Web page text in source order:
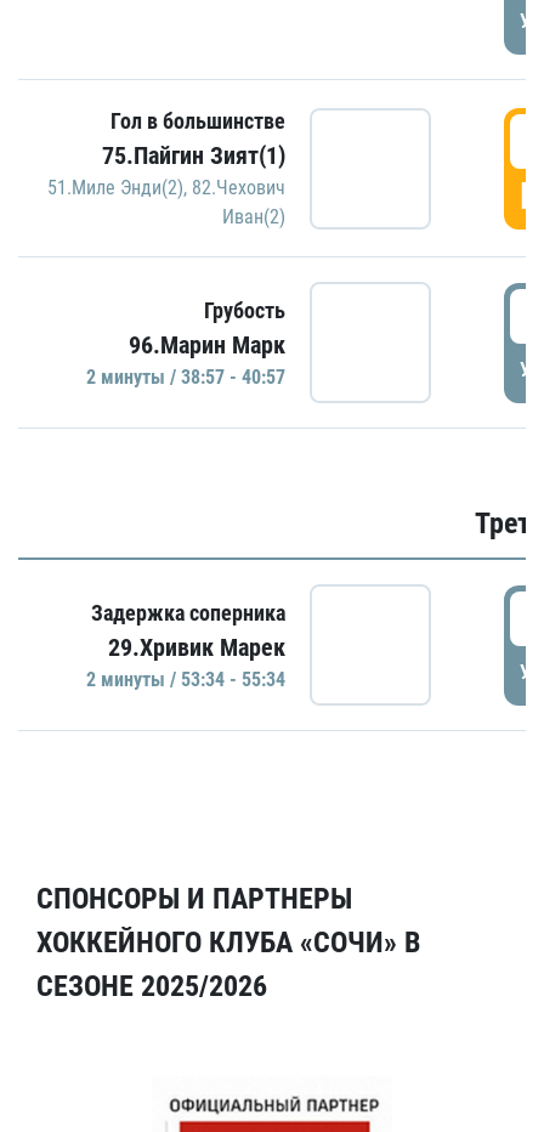
Гол в большинстве
75.Пайгин Зият(1)
51.Миле Энди(2), 82.Чехович
Иван(2)
Грубость
96.Марин Марк
2 минуты / 38:57 - 40:57
Задержка соперника
29.Хривик Марек
2 минуты / 53:34 - 55:34
СПОНСОРЫ И ПАРТНЕРЫ
ХОККЕЙНОГО КЛУБА «СОЧИ» В
СЕЗОНЕ 2025/2026